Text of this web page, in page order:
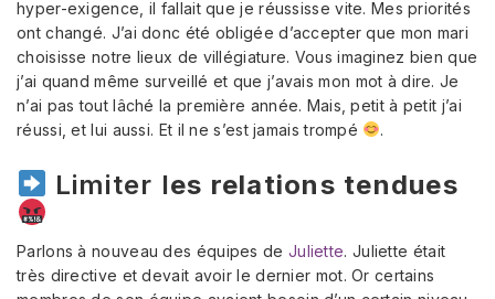
hyper-exigence, il fallait que je réussisse vite. Mes priorités
ont changé. J’ai donc été obligée d’accepter que mon mari
choisisse notre lieux de villégiature. Vous imaginez bien que
j’ai quand même surveillé et que j’avais mon mot à dire. Je
n’ai pas tout lâché la première année. Mais, petit à petit j’ai
réussi, et lui aussi. Et il ne s’est jamais trompé
.
Limiter les relations tendues
Parlons à nouveau des équipes de Juliette. Juliette était
très directive et devait avoir le dernier mot. Or certains